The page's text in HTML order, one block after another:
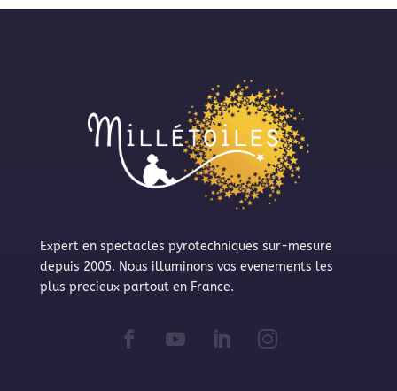
Expert en spectacles pyrotechniques sur-mesure
depuis 2005. Nous illuminons vos evenements les
plus precieux partout en France.